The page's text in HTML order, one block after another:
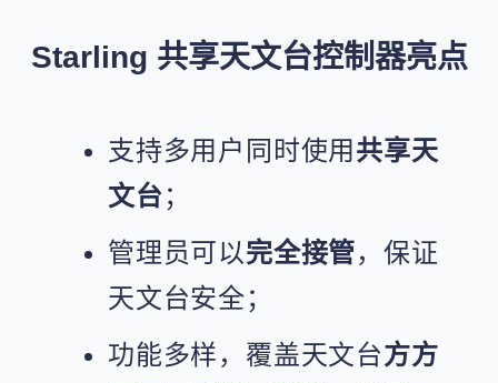
Starling 共享天文台控制器亮点
支持多用户同时使用共享天
文台；
管理员可以完全接管，保证
天文台安全；
功能多样，覆盖天文台方方